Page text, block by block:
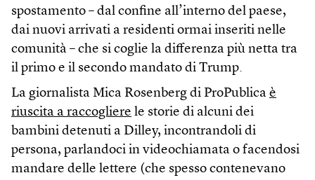
spostamento – dal confine all’interno del paese,
dai nuovi arrivati a residenti ormai inseriti nelle
comunità – che si coglie la differenza più netta tra
il primo e il secondo mandato di Trump.
La giornalista Mica Rosenberg di ProPublica è
riuscita a raccogliere le storie di alcuni dei
bambini detenuti a Dilley, incontrandoli di
persona, parlandoci in videochiamata o facendosi
mandare delle lettere (che spesso contenevano